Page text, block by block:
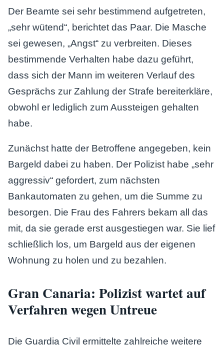
Der Beamte sei sehr bestimmend aufgetreten,
„sehr wütend“, berichtet das Paar. Die Masche
sei gewesen, „Angst“ zu verbreiten. Dieses
bestimmende Verhalten habe dazu geführt,
dass sich der Mann im weiteren Verlauf des
Gesprächs zur Zahlung der Strafe bereiterkläre,
obwohl er lediglich zum Aussteigen gehalten
habe.
Zunächst hatte der Betroffene angegeben, kein
Bargeld dabei zu haben. Der Polizist habe „sehr
aggressiv“ gefordert, zum nächsten
Bankautomaten zu gehen, um die Summe zu
besorgen. Die Frau des Fahrers bekam all das
mit, da sie gerade erst ausgestiegen war. Sie lief
schließlich los, um Bargeld aus der eigenen
Wohnung zu holen und zu bezahlen.
Gran Canaria: Polizist wartet auf
Verfahren wegen Untreue
Die Guardia Civil ermittelte zahlreiche weitere